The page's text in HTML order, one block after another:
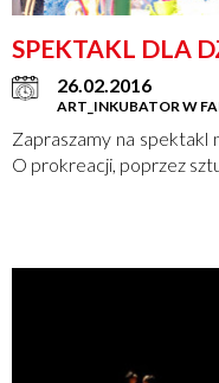
SPEKTAKL DLA
26.02.2016
ART_INKUBATOR W
Zapraszamy na spektakl
O prokreacji, poprzez